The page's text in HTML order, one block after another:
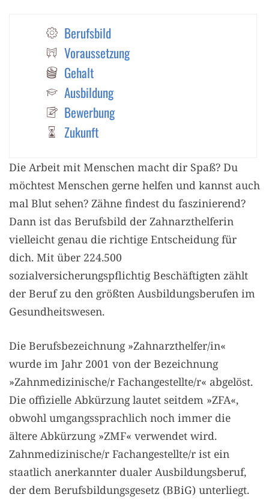
Berufsbild
Voraussetzung
Gehalt
Ausbildung
Bewerbung
Zukunft
Die Arbeit mit Menschen macht dir Spaß? Du
möchtest Menschen gerne helfen und kannst auch
mal Blut sehen? Zähne findest du faszinierend?
Dann ist das Berufsbild der Zahnarzthelferin
vielleicht genau die richtige Entscheidung für
dich. Mit über 224.500
sozialversicherungspflichtig Beschäftigten zählt
der Beruf zu den größten Ausbildungsberufen im
Gesundheitswesen.
Die Berufsbezeichnung »Zahnarzthelfer/in«
wurde im Jahr 2001 von der Bezeichnung
»Zahnmedizinische/r Fachangestellte/r« abgelöst.
Die offizielle Abkürzung lautet seitdem »ZFA«,
obwohl umgangssprachlich noch immer die
ältere Abkürzung »ZMF« verwendet wird.
Zahnmedizinische/r Fachangestellte/r ist ein
staatlich anerkannter dualer Ausbildungsberuf,
der dem Berufsbildungsgesetz (BBiG) unterliegt.